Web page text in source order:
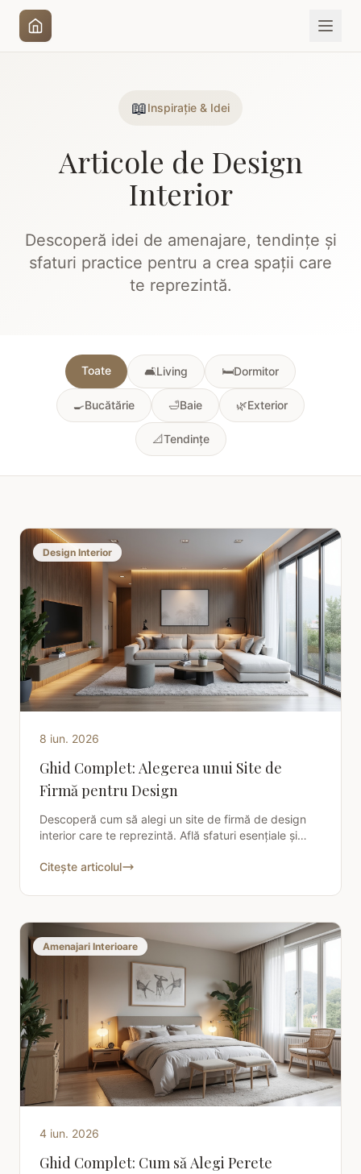
📖Inspirație & Idei
Articole de Design
Interior
Descoperă idei de amenajare, tendințe și
sfaturi practice pentru a crea spații care
te reprezintă.
Toate 🛋️Living 🛏️Dormitor
🍳Bucătărie 🛁Baie 🌿Exterior
📐Tendințe
Design Interior
8 iun. 2026
Ghid Complet: Alegerea unui Site de
Firmă pentru Design
Descoperă cum să alegi un site de firmă de design
interior care te reprezintă. Află sfaturi esențiale și
Citește articolul
Amenajari Interioare
4 iun. 2026
Ghid Complet: Cum să Alegi Perete